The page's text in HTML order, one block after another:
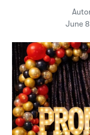
June